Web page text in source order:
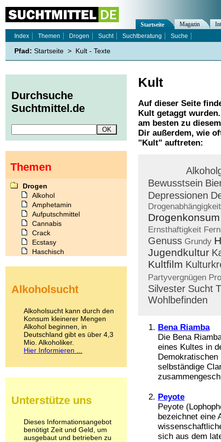
Kult
Auf dieser Seite
Kult getaggt
am besten zu
Dir außerdem, wie
" Kult" auftreten:
Bewusstsein
Depressionen
Drogenabhängigkeit
Drogenkonsum
Ernsthaftigkeit
Genuss Grundy
Jugendkultur
Kultfilm
Partyvergnügen
Silvester Sucht
Wohlbefinden
Bena Riamba
Die Bena
eines Kultes in
selbständige
Peyote
Peyote
bezeichnet eine
sich aus dem
Startseite Magazin
Index
Themen Drogen Sucht Suchtberatung Suche
Pfad: Startseite > Kult - Texte
Durchsuche
Suchtmittel.de
Themen
Drogen
Alkohol
Amphetamin
Aufputschmittel
Cannabis
Crack
Ecstasy
Haschisch
Kokain
LSD
Marihuana
Medikamente
Meskalin
Metamphetamin
Methadon
Pilze
Psychopharmaka
Schlafmittel
Schmerzmittel
Alkoholsucht
Alkoholsucht kann durch den
Konsum kleinerer Mengen
Alkohol beginnen, in
Deutschland gibt es über 4,3
Mio. Alkoholiker.
Hier Informieren ...
Unterstütze uns
Dieses Informationsangebot
benötigt Zeit und Geld, um
ausgebaut und betrieben zu